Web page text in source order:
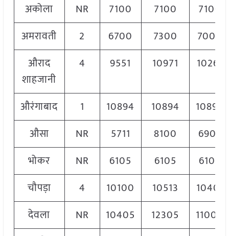
अकोला
NR 7100 7100
7100
अमरावती
2 6700 7300
7000
औराद
शाहजानी
4 9551 10971 10261
औरंगाबाद 1 10894 10894
10894
औसा
NR 5711 8100
6906
भोकर
NR 6105 6105
6105
चौपड़ा
4 10100 10513
10401
देवला
NR 10405 12305
11000